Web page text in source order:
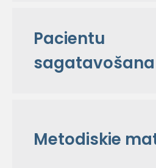
Pacientu
sagatavošana
Metodiskie